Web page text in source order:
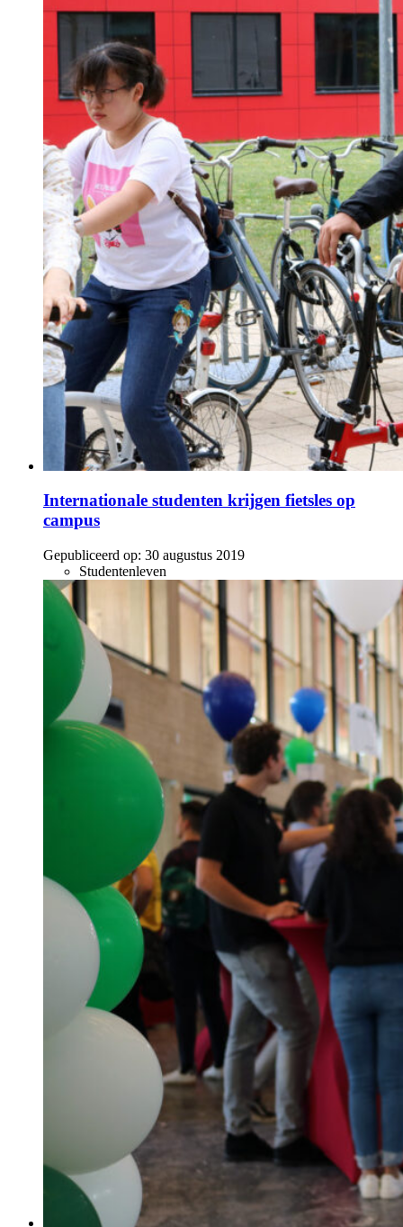
Internationale studenten krijgen fietsles op
campus
Gepubliceerd op: 30 augustus 2019
Studentenleven